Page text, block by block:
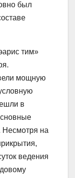
был
тим»
мощную
в
Несмотря на
ведения